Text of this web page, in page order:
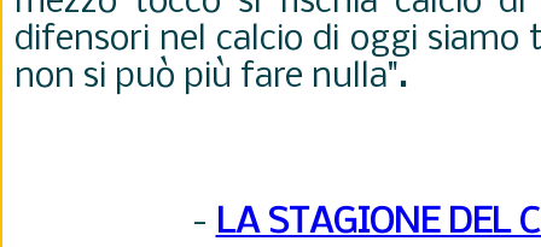
difensori nel calcio di oggi siamo
non si può più fare nulla".
- LA STAGIONE DEL